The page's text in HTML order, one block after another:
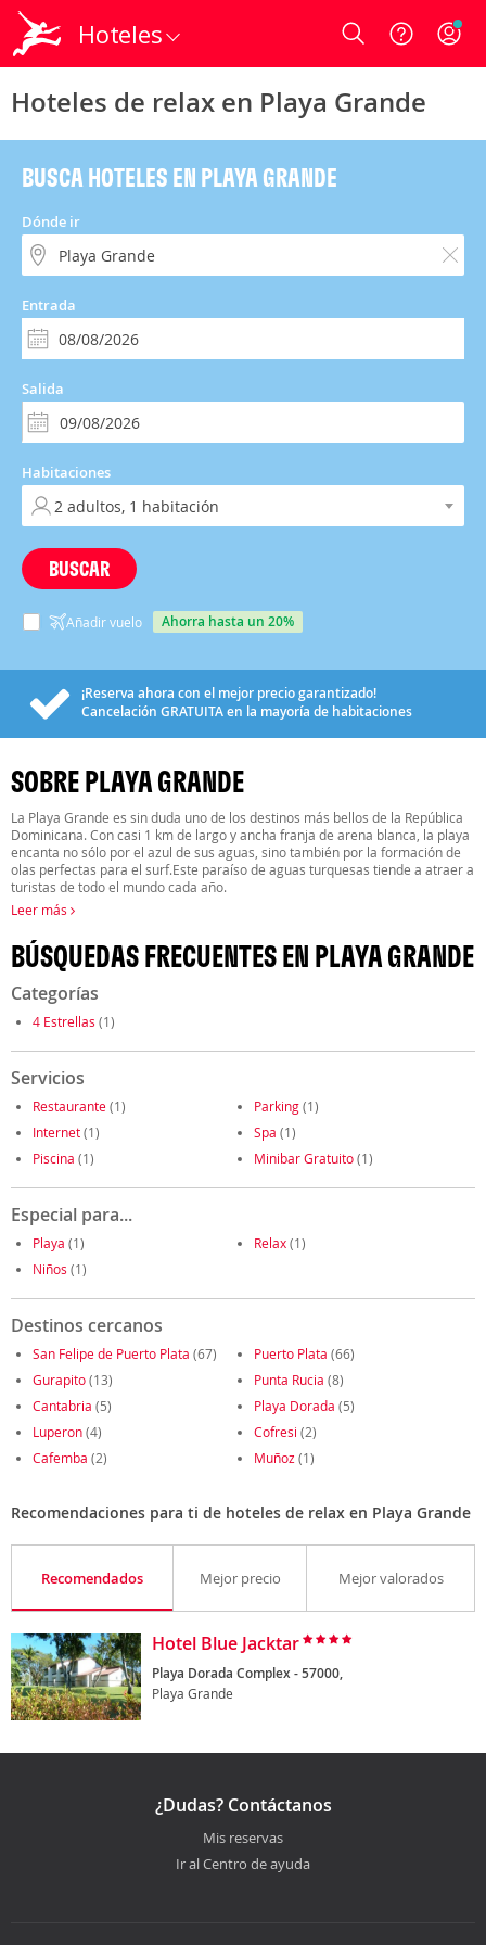
Hoteles Login
Hoteles de relax en Playa Grande
BUSCA HOTELES EN PLAYA GRANDE
Dónde ir
Entrada
Salida
Habitaciones
BUSCAR
Añadir vuelo ahorra hasta un 20%
¡Reserva ahora con el mejor precio garantizado!
Cancelación GRATUITAen la mayoría de habitaciones
SOBRE PLAYA GRANDE
La Playa Grande es sin duda uno de los destinos más bellos de la República
Dominicana. Con casi 1 km de largo y ancha franja de arena blanca, la playa
encanta no sólo por el azul de sus aguas, sino también por la formación de
olas perfectas para el surf.Este paraíso de aguas turquesas tiende a atraer a
turistas de todo el mundo cada año.
Leer más
BÚSQUEDAS FRECUENTES EN PLAYA GRANDE
Categorías
4 Estrellas (1)
Servicios
Restaurante(1) Parking(1)
Internet(1) Spa (1)
Piscina (1) Minibar Gratuito(1)
Especial para...
Playa (1) Relax(1)
Niños (1)
Destinos cercanos
San Felipe de Puerto Plata (67) Puerto Plata (66)
Gurapito(13) Punta Rucia (8)
Cantabria (5) Playa Dorada (5)
Luperon(4) Cofresi (2)
Cafemba (2) Muñoz (1)
Recomendaciones para ti de hoteles de relax en Playa Grande
Recomendados Mejor precio Mejor valorados
Hotel Blue Jacktar
Playa Dorada Complex - 57000,
Playa Grande
¿Dudas? Contáctanos
Mis reservas
Ir al Centro de ayuda